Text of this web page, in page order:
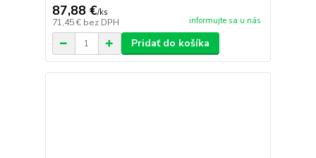
87,88 €/ks
71,45 € bez DPH informujte sa u nás
Pridať do košíka